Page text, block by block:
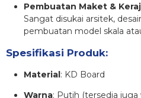
Pembuatan Maket &
Sangat disukai arsitek,
pembuatan model skala
Spesifikasi Produk:
Material: KD Board
Warna: Putih (tersedia juga